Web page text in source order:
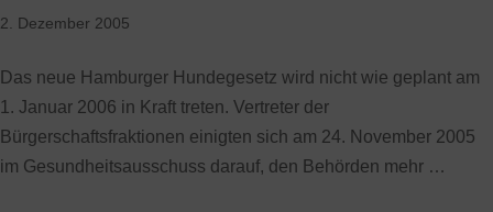
2. Dezember 2005
Das neue Hamburger Hundegesetz wird nicht wie geplant am
1. Januar 2006 in Kraft treten. Vertreter der
Bürgerschaftsfraktionen einigten sich am 24. November 2005
im Gesundheitsausschuss darauf, den Behörden mehr …